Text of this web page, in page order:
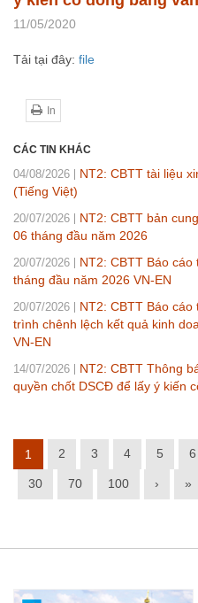
11/05/2020
Tải tại đây: file
In
CÁC TIN KHÁC
04/08/2026
NT2: CBTT tài liệu
(Tiếng Việt)
20/07/2026
NT2: CBTT bản
06 tháng đầu năm 2026
20/07/2026
NT2: CBTT Báo
tháng đầu năm 2026 VN-EN
20/07/2026
NT2: CBTT Báo
trình chênh lệch kết quả kinh
VN-EN
14/07/2026
NT2: CBTT Thông
quyền chốt DSCĐ để lấy ý kiến
1 2 3 4 5 6
30 70 100 › »